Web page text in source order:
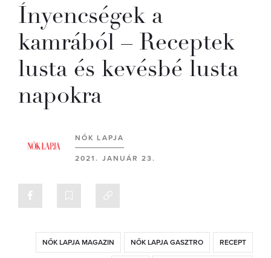
Ínyencségek a
kamrából – Receptek
lusta és kevésbé lusta
napokra
NŐK LAPJA
2021. JANUÁR 23.
NŐK LAPJA MAGAZIN NŐK LAPJA GASZTRO RECEPT